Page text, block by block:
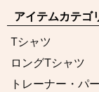
アイテムカテゴ
Tシャツ
ロングTシャツ
トレーナー・パ